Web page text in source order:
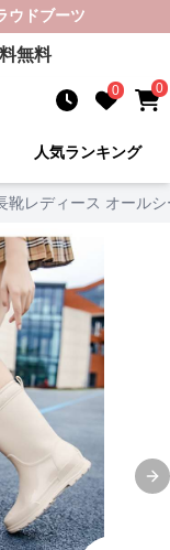
ウドブーツ
無料
0 0
人気ランキング
靴レディース オール